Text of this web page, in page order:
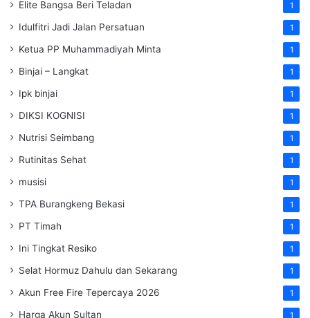
Elite Bangsa Beri Teladan 1
Idulfitri Jadi Jalan Persatuan 1
Ketua PP Muhammadiyah Minta 1
Binjai – Langkat 1
Ipk binjai 1
DIKSI KOGNISI 1
Nutrisi Seimbang 1
Rutinitas Sehat 1
musisi 1
TPA Burangkeng Bekasi 1
PT Timah 1
Ini Tingkat Resiko 1
Selat Hormuz Dahulu dan Sekarang 1
Akun Free Fire Tepercaya 2026 1
Harga Akun Sultan 1